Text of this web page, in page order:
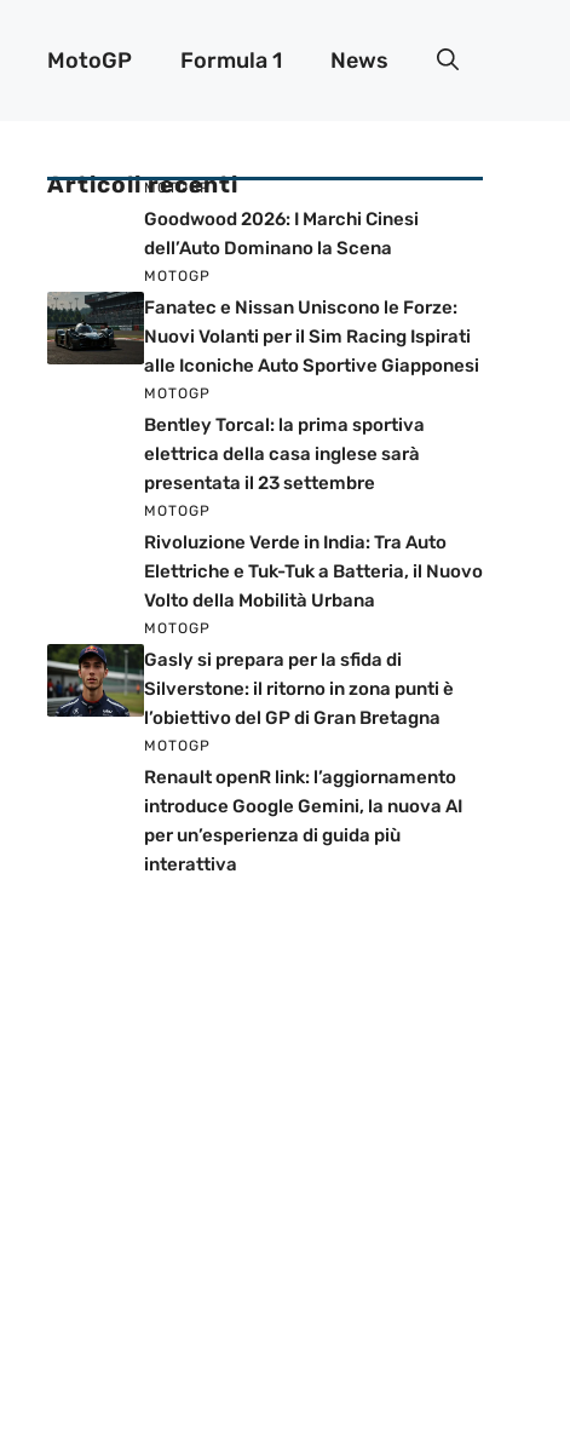
MotoGP Formula 1 News
Articoli recenti
MOTOGP
Goodwood 2026: I Marchi Cinesi
dell’Auto Dominano la Scena
MOTOGP
Fanatec e Nissan Uniscono le Forze:
Nuovi Volanti per il Sim Racing Ispirati
alle Iconiche Auto Sportive Giapponesi
MOTOGP
Bentley Torcal: la prima sportiva
elettrica della casa inglese sarà
presentata il 23 settembre
MOTOGP
Rivoluzione Verde in India: Tra Auto
Elettriche e Tuk-Tuk a Batteria, il Nuovo
Volto della Mobilità Urbana
MOTOGP
Gasly si prepara per la sfida di
Silverstone: il ritorno in zona punti è
l’obiettivo del GP di Gran Bretagna
MOTOGP
Renault openR link: l’aggiornamento
introduce Google Gemini, la nuova AI
per un’esperienza di guida più
interattiva